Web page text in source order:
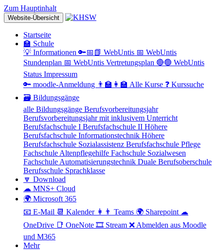
Zum Hauptinhalt
Website-Übersicht
Startseite
🏫 Schule
💡 Informationen 🔑📅📗 WebUntis 📅 WebUntis
Stundenplan 📅 WebUntis Vertretungsplan 🔴🟢 WebUntis
Status Impressum
🔑 moodle-Anmeldung 👨‍🏫👩‍🏫 Alle Kurse ❓ Kurssuche
🗃 Bildungsgänge
alle Bildungsgänge Berufsvorbereitungsjahr
Berufsvorbereitungsjahr mit inklusivem Unterricht
Berufsfachschule I Berufsfachschule II Höhere
Berufsfachschule Informationstechnik Höhere
Berufsfachschule Sozialassistenz Berufsfachschule Pflege
Fachschule Altenpflegehilfe Fachschule Sozialwesen
Fachschule Automatisierungstechnik Duale Berufsoberschule
Berufsschule Sprachklasse
🔽 Download
☁ MNS+ Cloud
🌍 Microsoft 365
📧 E-Mail 📆 Kalender 👩👨 Teams 🌍 Sharepoint ☁
OneDrive 📑 OneNote 🎞 Stream ❌ Abmelden aus Moodle
und M365
Mehr